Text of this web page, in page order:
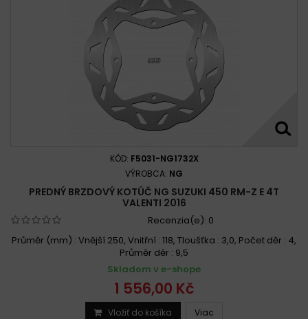
KÓD: F5031-NG1732X
VÝROBCA: NG
PREDNÝ BRZDOVÝ KOTÚČ NG SUZUKI 450 RM-Z E 4T
VALENTI 2016
Recenzia(e): 0
Průměr (mm) : Vnější 250, Vnitřní : 118, Tloušťka : 3,0, Počet děr : 4,
Průměr děr : 9,5
Skladom v e-shope
1 556,00 Kč
Vložiť do košíka Viac